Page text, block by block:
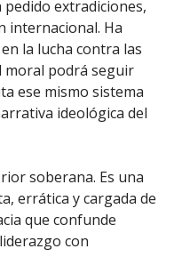
extradiciones,
internacional. Ha
la lucha contra las
moral podrá seguir
ese mismo sistema
ideológica del
soberana. Es una
errática y cargada de
que confunde
con